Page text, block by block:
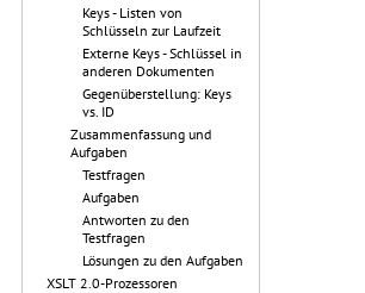
Keys - Listen von
Schlüsseln zur Laufzeit
Externe Keys - Schlüssel in
anderen Dokumenten
Gegenüberstellung: Keys
vs. ID
Zusammenfassung und
Aufgaben
Testfragen
Aufgaben
Antworten zu den
Testfragen
Lösungen zu den Aufgaben
XSLT 2.0-Prozessoren